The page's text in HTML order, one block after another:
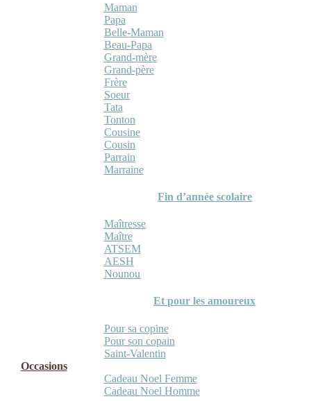
Maman
Papa
Belle-Maman
Beau-Papa
Grand-mère
Grand-père
Frère
Soeur
Tata
Tonton
Cousine
Cousin
Parrain
Marraine
Fin d’année scolaire
Maîtresse
Maître
ATSEM
AESH
Nounou
Et pour les amoureux
Pour sa copine
Pour son copain
Saint-Valentin
Occasions
Cadeau Noel Femme
Cadeau Noel Homme